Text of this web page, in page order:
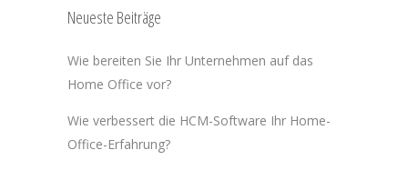
Neueste Beiträge
Wie bereiten Sie Ihr Unternehmen auf das
Home Office vor?
Wie verbessert die HCM-Software Ihr Home-
Office-Erfahrung?